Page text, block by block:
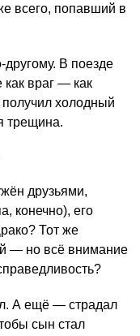
всего, попавший в
В поезде
как враг — как
холодный
трещина.
друзьями,
конечно), его
Тот же
— но всё внимание
А ещё — страдал
сын стал